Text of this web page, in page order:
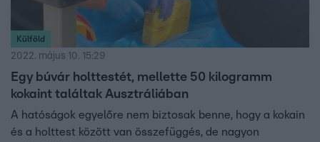
Külföld
2022. május 10. 15:29
Egy búvár holttestét, mellette 50 kilogramm
kokaint találtak Ausztráliában
A hatóságok egyelőre nem biztosak benne, hogy a kokain
és a holttest között van összefüggés, de nagyon